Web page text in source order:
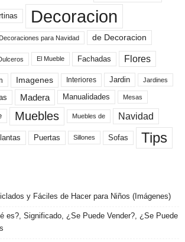
Decoracion
Decoraciones para Navidad de Decoracion
El Mueble Fachadas Flores
Imagenes Interiores Jardin Jardines
Madera Manualidades Mesas
Muebles Muebles de Navidad
Puertas Sillones Sofas Tips
y Fáciles de Hacer para Niños (Imágenes)
es?, Significado, ¿Se Puede Vender?, ¿Se Puede